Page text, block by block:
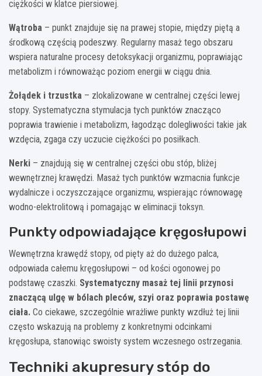
ciężkości w klatce piersiowej.
Wątroba – punkt znajduje się na prawej stopie, między piętą a
środkową częścią podeszwy. Regularny masaż tego obszaru
wspiera naturalne procesy detoksykacji organizmu, poprawiając
metabolizm i równoważąc poziom energii w ciągu dnia.
Żołądek i trzustka – zlokalizowane w centralnej części lewej
stopy. Systematyczna stymulacja tych punktów znacząco
poprawia trawienie i metabolizm, łagodząc dolegliwości takie jak
wzdęcia, zgaga czy uczucie ciężkości po posiłkach.
Nerki – znajdują się w centralnej części obu stóp, bliżej
wewnętrznej krawędzi. Masaż tych punktów wzmacnia funkcje
wydalnicze i oczyszczające organizmu, wspierając równowagę
wodno-elektrolitową i pomagając w eliminacji toksyn.
Punkty odpowiadające kręgosłupowi
Wewnętrzna krawędź stopy, od pięty aż do dużego palca,
odpowiada całemu kręgosłupowi – od kości ogonowej po
podstawę czaszki. Systematyczny masaż tej linii przynosi
znaczącą ulgę w bólach pleców, szyi oraz poprawia postawę
ciała. Co ciekawe, szczególnie wrażliwe punkty wzdłuż tej linii
często wskazują na problemy z konkretnymi odcinkami
kręgosłupa, stanowiąc swoisty system wczesnego ostrzegania.
Techniki akupresury stóp do